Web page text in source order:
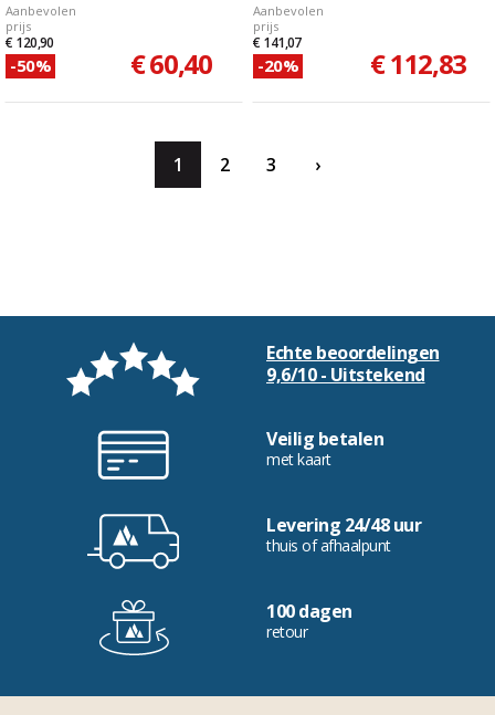
Aanbevolen
prijs
€ 120,90
-50% € 60,40
Aanbevolen
prijs
€ 141,07
-20% € 112,83
1 2 3 ›
Echte beoordelingen
9,6/10 - Uitstekend
Veilig betalen
met kaart
Levering 24/48 uur
thuis of afhaalpunt
100 dagen
retour